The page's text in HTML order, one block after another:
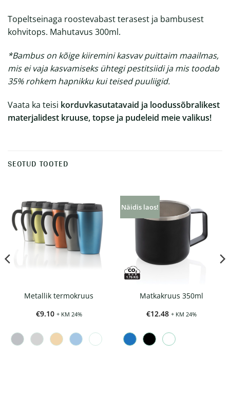
Topeltseinaga roostevabast terasest ja bambusest
kohvitops. Mahutavus 300ml.
*Bambus on kõige kiiremini kasvav puittaim maailmas,
mis ei vaja kasvamiseks ühtegi pestitsiidi ja mis toodab
35% rohkem hapnikku kui teised puuliigid.
Vaata ka teisi korduvkasutatavaid ja loodussõbralikest
materjalidest kruuse, topse ja pudeleid meie valikus!
SEOTUD TOOTED
Metallik termokruus
€9.10 + KM 24%
Näidis laos!
Matkakruus 350ml
€12.48 + KM 24%